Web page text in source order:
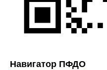
Навигатор ПФДО